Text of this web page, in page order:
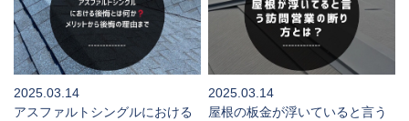
2025.03.14
アスファルトシングルにおける
2025.03.14
屋根の板金が浮いていると言う